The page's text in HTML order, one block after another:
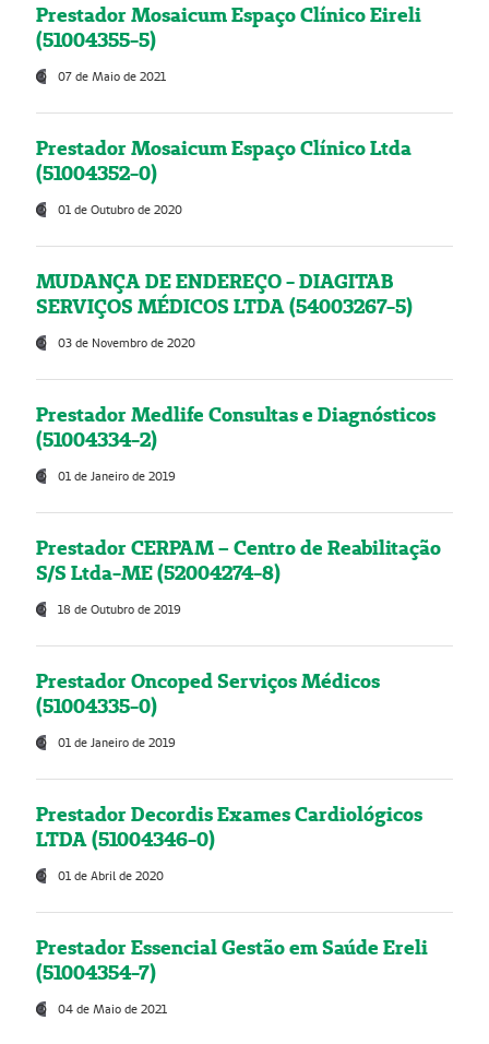
Prestador Mosaicum Espaço Clínico Eireli
(51004355-5)
07 de Maio de 2021
Prestador Mosaicum Espaço Clínico Ltda
(51004352-0)
01 de Outubro de 2020
MUDANÇA DE ENDEREÇO - DIAGITAB
SERVIÇOS MÉDICOS LTDA (54003267-5)
03 de Novembro de 2020
Prestador Medlife Consultas e Diagnósticos
(51004334-2)
01 de Janeiro de 2019
Prestador CERPAM – Centro de Reabilitação
S/S Ltda-ME (52004274-8)
18 de Outubro de 2019
Prestador Oncoped Serviços Médicos
(51004335-0)
01 de Janeiro de 2019
Prestador Decordis Exames Cardiológicos
LTDA (51004346-0)
01 de Abril de 2020
Prestador Essencial Gestão em Saúde Ereli
(51004354-7)
04 de Maio de 2021